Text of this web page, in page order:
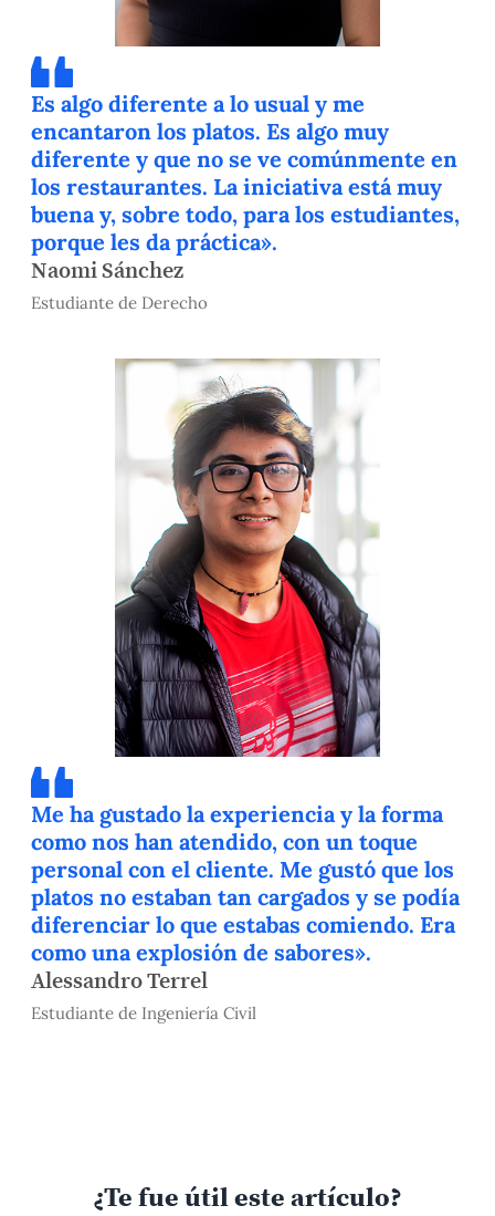
Es algo diferente a lo usual y me
encantaron los platos. Es algo muy
diferente y que no se ve comúnmente en
los restaurantes. La iniciativa está muy
buena y, sobre todo, para los estudiantes,
porque les da práctica».
Naomi Sánchez
Estudiante de Derecho
Me ha gustado la experiencia y la forma
como nos han atendido, con un toque
personal con el cliente. Me gustó que los
platos no estaban tan cargados y se podía
diferenciar lo que estabas comiendo. Era
como una explosión de sabores».
Alessandro Terrel
Estudiante de Ingeniería Civil
¿Te fue útil este artículo?